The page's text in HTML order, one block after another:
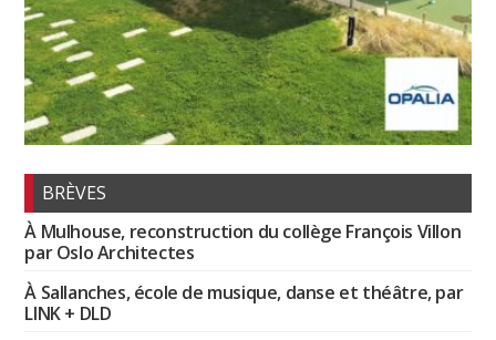
BRÈVES
À Mulhouse, reconstruction du collège François Villon
par Oslo Architectes
À Sallanches, école de musique, danse et théâtre, par
LINK + DLD